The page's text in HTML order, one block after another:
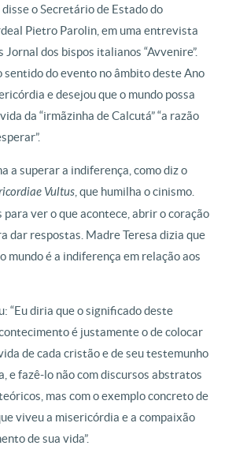
disse o Secretário de Estado do
Pietro Parolin, em uma entrevista
Jornal dos bispos italianos “Avvenire”.
sentido do evento no âmbito deste Ano
e desejou que o mundo possa
da “irmãzinha de Calcutá” “a razão
a superar a indiferença, como diz o
Vultus , que humilha o cinismo.
para ver o que acontece, abrir o coração
dar respostas. Madre Teresa dizia que
mundo é a indiferença em relação aos
“Eu diria que o significado deste
é justamente o de colocar
de cada cristão e de seu testemunho
e fazê-lo não com discursos abstratos
mas com o exemplo concreto de
viveu a misericórdia e a compaixão
de sua vida”.